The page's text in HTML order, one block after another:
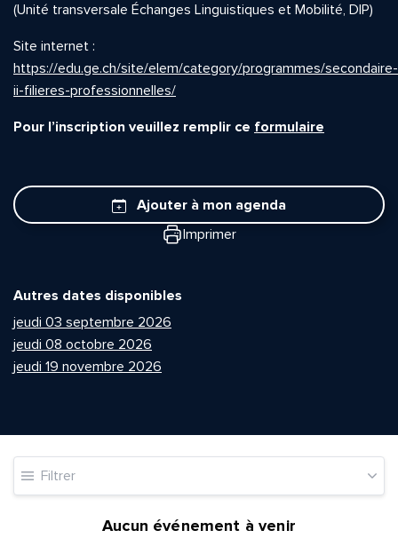
(Unité transversale Échanges Linguistiques et Mobilité, DIP)
Site internet :
https://edu.ge.ch/site/elem/category/programmes/secondaire-
ii-filieres-professionnelles/
Pour l’inscription veuillez remplir ce formulaire
Ajouter à mon agenda
Imprimer
Autres dates disponibles
jeudi 03 septembre 2026
jeudi 08 octobre 2026
jeudi 19 novembre 2026
Filtrer
Aucun événement à venir
Adresse e-mail*